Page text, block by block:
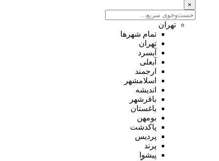
×
تهران
تمام شهر‌ها
تهران
آبسرد
آبعلی
ارجمند
اسلامشهر
اندیشه
باقرشهر
باغستان
بومهن
پاکدشت
پردیس
پرند
پیشوا